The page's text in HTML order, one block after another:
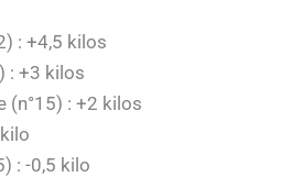
: +4,5 kilos
: +3 kilos
(n°15) : +2 kilos
: -0,5 kilo